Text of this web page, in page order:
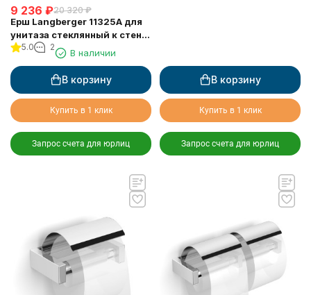
9 236 ₽20 320 ₽
Ерш Langberger 11325A для
унитаза стеклянный к стене
квадратный
5.0 2
В наличии
В корзину
Купить в 1 клик
Запрос счета для юрлиц
В корзину
Купить в 1 клик
Запрос счета для юрлиц